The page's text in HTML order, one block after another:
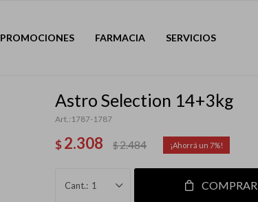
PROMOCIONES FARMACIA SERVICIOS
Astro Selection 14+3kg
1787-1787
$2.308 $2.484 7
1 COMPRAR